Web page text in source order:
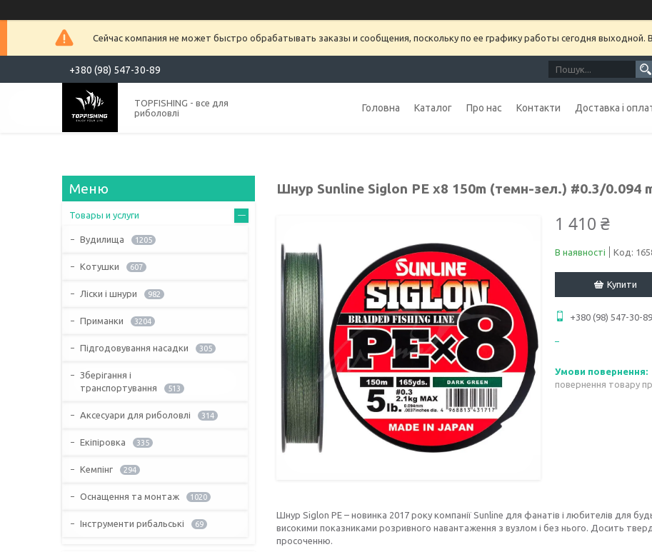
Сейчас компания не может быстро обрабатывать заказы и сообщения, поскольку по ее графику работы сегодня
+380 (98) 547-30-89
TOPFISHING - все для
риболовлі
Головна Каталог Про нас Контакти Доставка і
Шнур Sunline Siglon PE х8 150m (темн-зел.) #0.3/0.094
1 410 ₴
В наявності Код:
Купити
+380 (98) 547-30-89
повернення товару
Шнур Siglon PE – новинка 2017 року компанії Sunline для фанатів і любителів для
високими показниками розривного навантаження з вузлом і без нього. Досить
просоченню.
Товары и услуги
Вудилища 1205
Котушки 607
Ліски і шнури 982
Приманки 3204
Підгодовування насадки 305
Зберігання і
транспортування
513
Аксесуари для риболовлі 314
Екіпіровка 335
Кемпінг 294
Оснащення та монтаж 1020
Інструменти рибальські 69